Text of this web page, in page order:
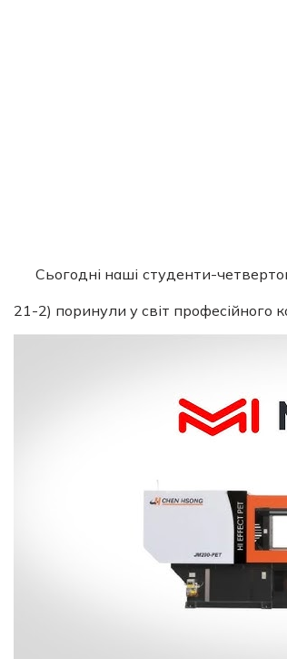
Сьогодні наші студенти-
21-2) поринули у світ професійного